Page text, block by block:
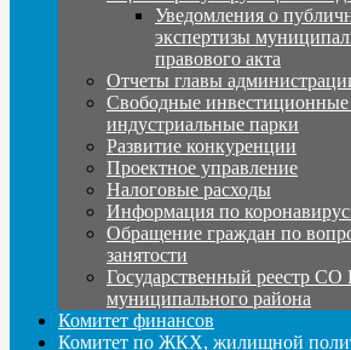
Уведомления о
экспертизы
правового акта
Отчеты главы
Свободные
индустриальные парки
Развитие конкуренции
Проектное управление
Налоговые расходы
Информация по
Обращение граждан по
занятости
Государственный реестр
муниципального района
Комитет финансов
Комитет по ЖКХ, жилищной